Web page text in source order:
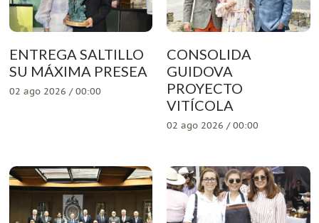
ENTREGA SALTILLO
SU MÁXIMA PRESEA
02 ago 2026 / 00:00
CONSOLIDA
GUIDOVA
PROYECTO
VITÍCOLA
02 ago 2026 / 00:00